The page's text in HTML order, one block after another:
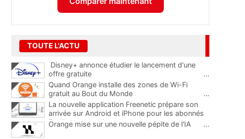
TOUTE L'ACTU
Disney+ annonce étudier le lancement d'une
offre gratuite
...
Quand Orange installe des zones de Wi-Fi
gratuit au Bout du Monde
...
La nouvelle application Freenetic prépare son
arrivée sur Android et iPhone pour les abonnés
Freebox, testez la
Orange mise sur une nouvelle pépite de l'IA ...